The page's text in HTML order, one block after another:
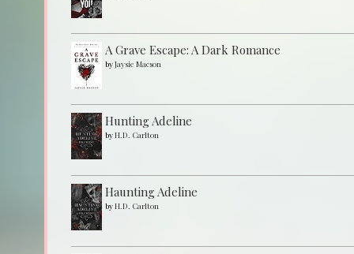
A Grave Escape: A Dark Romance
byJaysie Macson
Hunting Adeline
byH.D. Carlton
Haunting Adeline
byH.D. Carlton